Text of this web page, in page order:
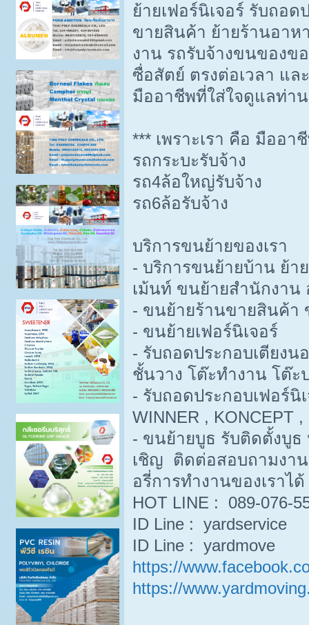
ย้ายเฟอร์นิเจอร์ รับถอ
ขายสินค้า ย้ายร้านอา
งาน รถรับจ้างขนของข
ซื่อสัตย์ ตรงต่อเวลา แล
มืออาชีพที่ใส่ใจดูแลท่า
*** เพราะเรา คือ มืออา
รถกระบะรับจ้าง
รถ4ล้อใหญ่รับจ้าง
รถ6ล้อรับจ้าง
บริการขนย้ายของเรา
- บริการขนย้ายบ้าน ย้า
เม้นท์ ขนย้ายสำนักงาน
- ขนย้ายร้านขายสินค้า
- ขนย้ายเฟอร์นิเจอร์
- รับถอดประกอบเตียงน
ชั้นวาง โต๊ะทำงาน โต๊
- รับถอดประกอบเฟอร์นิ
WINNER , KONCEPT
- ขนย้ายบูธ รับติดตั้งบูธ
เชิญ ติดต่อสอบถามงาน
อรี่การทำงานของเราได้
HOT LINE : 089-076-
ID Line : yardservice
ID Line : yardmove
https://
https://